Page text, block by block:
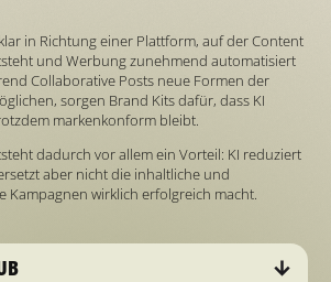
in Richtung einer Plattform, auf der Content
und Werbung zunehmend automatisiert
Collaborative Posts neue Formen der
sorgen Brand Kits dafür, dass KI
markenkonform bleibt.
dadurch vor allem ein Vorteil: KI reduziert
aber nicht die inhaltliche und
Kampagnen wirklich erfolgreich macht.